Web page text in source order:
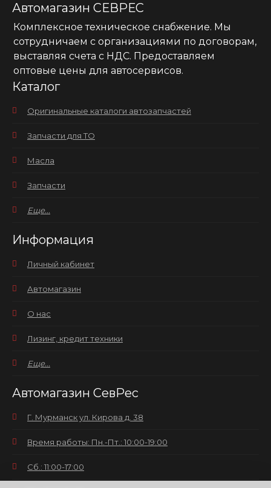
Автомагазин СЕВРЕС
Комплексное техническое снабжение. Мы
сотрудничаем с организациями по договорам,
выставляя счета с НДС. Предоставляем
оптовые цены для автосервисов.
Каталог
Оригинальные каталоги автозапчастей
Запчасти для ТО
Масла
Запчасти
Еще...
Информация
Личный кабинет
Автомагазин
О нас
Лизинг, кредит техники
Еще...
Автомагазин СевРес
Г. Мурманск ул. Кирова д. 38
Время работы: Пн.-Пт.: 10:00-19:00
Сб.: 11:00-17:00